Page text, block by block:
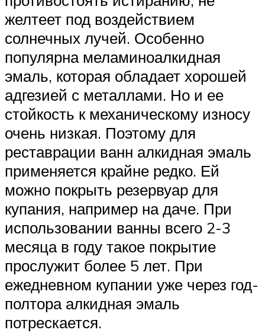
желтеет под воздействием
солнечных лучей. Особенно
популярна меламиноалкидная
эмаль, которая обладает хорошей
адгезией с металлами. Но и ее
стойкость к механическому износу
очень низкая. Поэтому для
реставрации ванн алкидная эмаль
применяется крайне редко. Ей
можно покрыть резервуар для
купания, например на даче. При
использовании ванны всего 2-3
месяца в году такое покрытие
прослужит более 5 лет. При
ежедневном купании уже через год-
полтора алкидная эмаль
потрескается.